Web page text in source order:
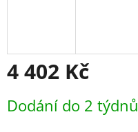
4 402 Kč
cena:
Dodání do 2 týdnů